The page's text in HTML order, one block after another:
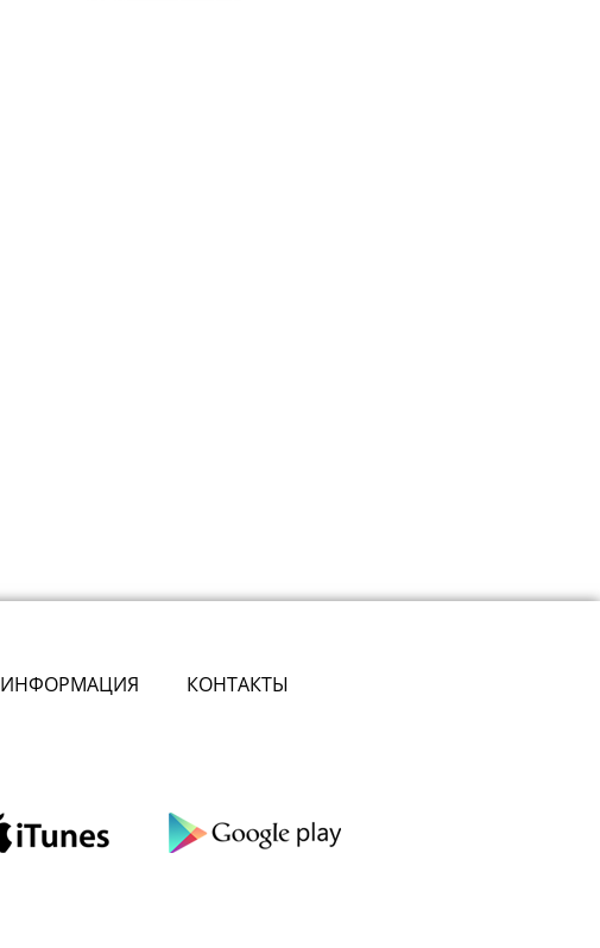
ИНФОРМАЦИЯ КОНТАКТЫ